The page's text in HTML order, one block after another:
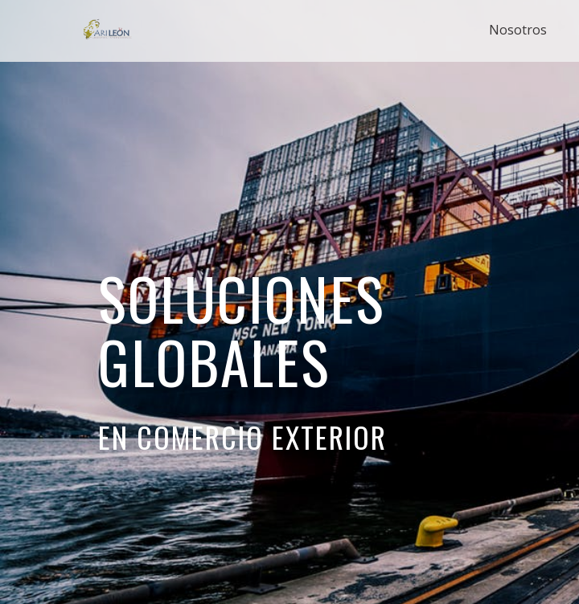
Nosotros
SOLUCIONES
GLOBALES
EN COMERCIO EXTERIOR